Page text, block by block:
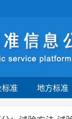
准 地方标准